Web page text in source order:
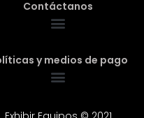
Contáctanos
y medios de pago